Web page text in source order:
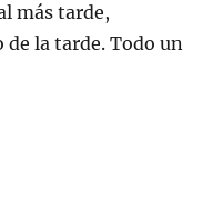
más tarde,
de la tarde. Todo un